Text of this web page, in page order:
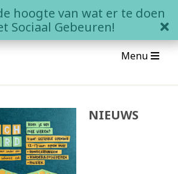
hoogte van wat er te doen
Sociaal Gebeuren!
Menu
NIEUWS